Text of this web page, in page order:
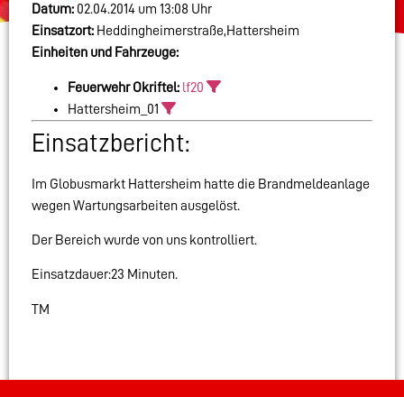
Datum: 02.04.2014 um 13:08 Uhr
Einsatzort: Heddingheimerstraße,Hattersheim
Einheiten und Fahrzeuge:
Feuerwehr Okriftel: lf20
Hattersheim_01
Einsatzbericht:
Im Globusmarkt Hattersheim hatte die Brandmeldeanlage
wegen Wartungsarbeiten ausgelöst.
Der Bereich wurde von uns kontrolliert.
Einsatzdauer:23 Minuten.
TM